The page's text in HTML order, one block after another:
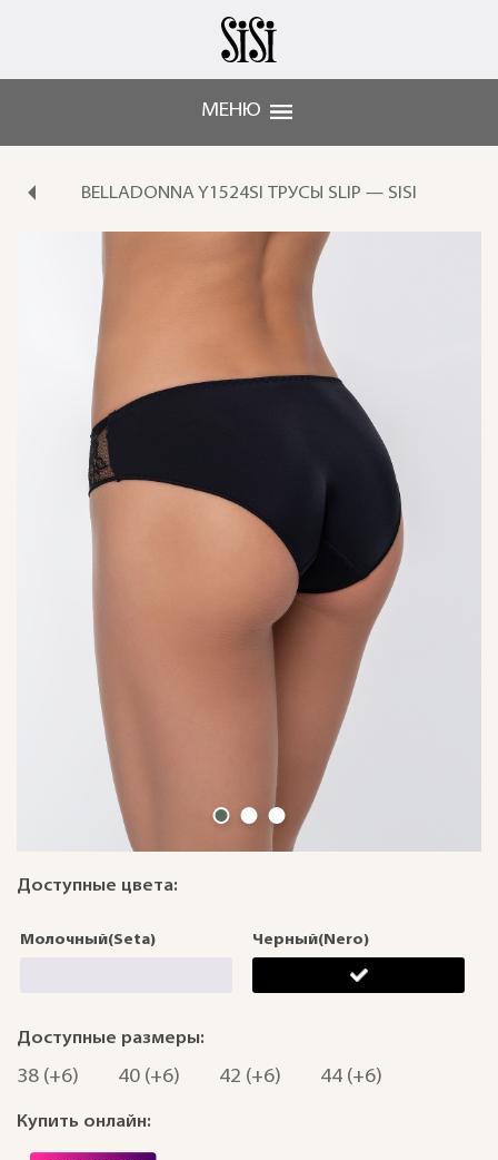
МЕНЮ
BELLADONNA Y1524SI ТРУСЫ SLIP — SISI
Доступные цвета:
Молочный(Seta) Черный(Nero)
Доступные размеры:
38 (+6) 40 (+6) 42 (+6) 44 (+6)
Купить онлайн: